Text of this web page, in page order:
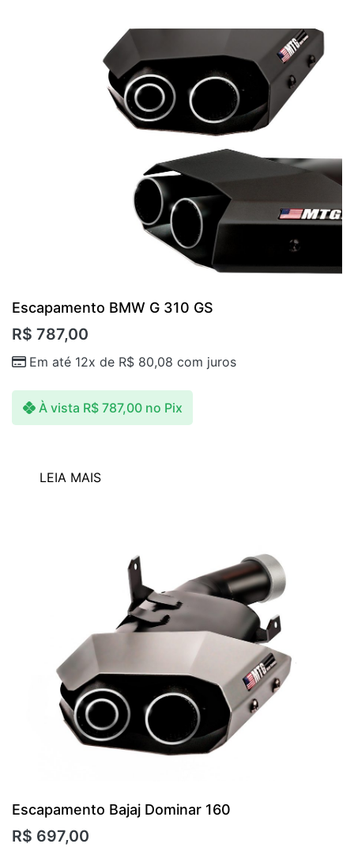
Escapamento BMW G 310 GS
R$ 787,00
Em até 12x de R$ 80,08 com juros
À vista R$787,00 no Pix
LEIA MAIS
Escapamento Bajaj Dominar 160
R$ 697,00